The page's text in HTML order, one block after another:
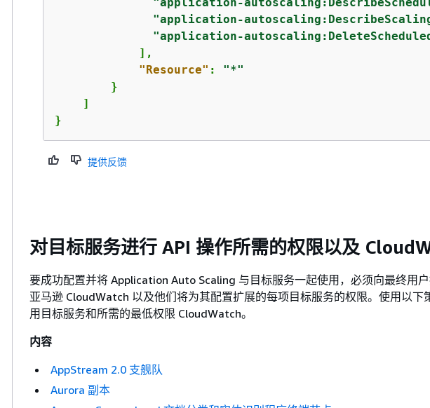
"application-
"application-
            ],
"Resource" : "*"
        }
    ]
}
提供反馈
对目标服务进行 API 操作所需的权限以及
要成功配置并将 Application Auto Scaling 与目标服务一起使用，必须向最终用
亚马逊 CloudWatch 以及他们将为其配置扩展的每项目标服务的权限。使用以下
用目标服务和所需的最低权限 CloudWatch。
内容
AppStream 2.0 支舰队
Aurora 副本